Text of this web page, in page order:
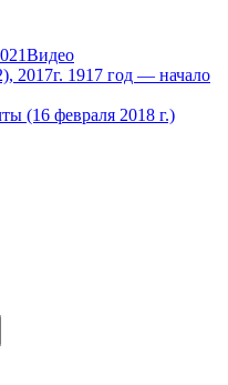
Видео
2017г. 1917 год — начало
(16 февраля 2018 г.)